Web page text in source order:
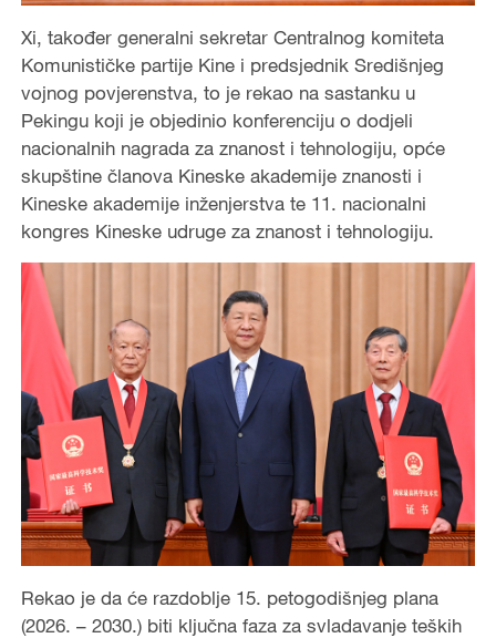
Xi, također generalni sekretar Centralnog komiteta
Komunističke partije Kine i predsjednik Središnjeg
vojnog povjerenstva, to je rekao na sastanku u
Pekingu koji je objedinio konferenciju o dodjeli
nacionalnih nagrada za znanost i tehnologiju, opće
skupštine članova Kineske akademije znanosti i
Kineske akademije inženjerstva te 11. nacionalni
kongres Kineske udruge za znanost i tehnologiju.
Rekao je da će razdoblje 15. petogodišnjeg plana
(2026. – 2030.) biti ključna faza za svladavanje teških